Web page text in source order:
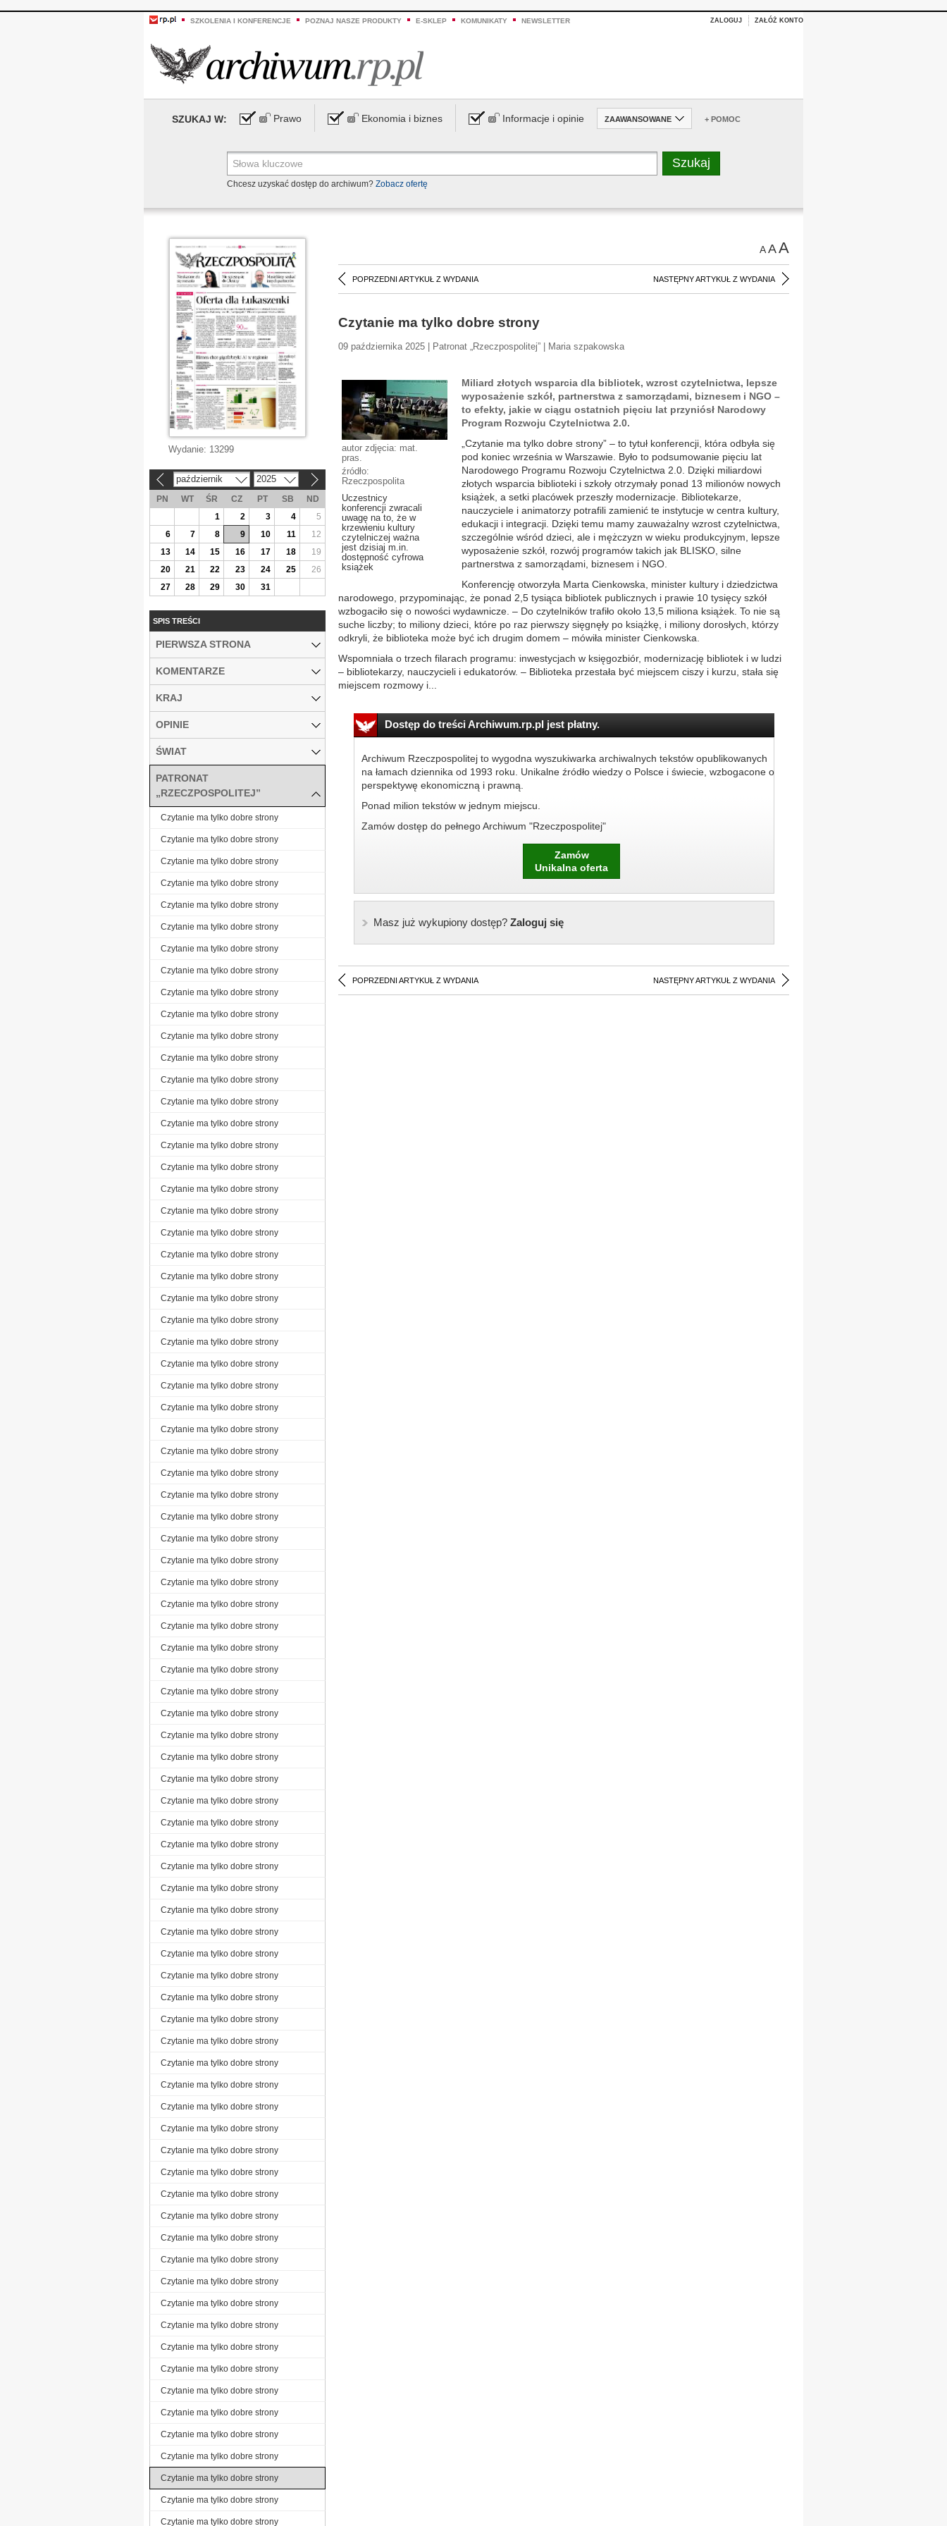
SZKOLENIA I KONFERENCJE POZNAJ NASZE PRODUKTY E-SKLEP KOMUNIKATY NEWSLETTER ZALOGUJ ZAŁÓŻ KONTO
SZUKAJ W: Prawo Ekonomia i biznes Informacje i opinie ZAAWANSOWANE + POMOC
Chcesz uzyskać dostęp do archiwum? Zobacz ofertę
AAA
POPRZEDNI ARTYKUŁ Z WYDANIA NASTĘPNY ARTYKUŁ Z WYDANIA
Czytanie ma tylko dobre strony
09 października 2025 | Patronat „Rzeczpospolitej” | Maria szpakowska
autor zdjęcia: mat.
pras.
źródło:
Rzeczpospolita
Uczestnicy
konferencji zwracali
uwagę na to, że w
krzewieniu kultury
czytelniczej ważna
jest dzisiaj m.in.
dostępność cyfrowa
książek
Miliard złotych wsparcia dla bibliotek, wzrost czytelnictwa, lepsze
wyposażenie szkół, partnerstwa z samorządami, biznesem i NGO –
to efekty, jakie w ciągu ostatnich pięciu lat przyniósł Narodowy
Program Rozwoju Czytelnictwa 2.0.
„Czytanie ma tylko dobre strony” – to tytuł konferencji, która odbyła się
pod koniec września w Warszawie. Było to podsumowanie pięciu lat
Narodowego Programu Rozwoju Czytelnictwa 2.0. Dzięki miliardowi
złotych wsparcia biblioteki i szkoły otrzymały ponad 13 milionów nowych
książek, a setki placówek przeszły modernizacje. Bibliotekarze,
nauczyciele i animatorzy potrafili zamienić te instytucje w centra kultury,
edukacji i integracji. Dzięki temu mamy zauważalny wzrost czytelnictwa,
szczególnie wśród dzieci, ale i mężczyzn w wieku produkcyjnym, lepsze
wyposażenie szkół, rozwój programów takich jak BLISKO, silne
partnerstwa z samorządami, biznesem i NGO.
Konferencję otworzyła Marta Cienkowska, minister kultury i dziedzictwa
narodowego, przypominając, że ponad 2,5 tysiąca bibliotek publicznych i prawie 10 tysięcy szkół
wzbogaciło się o nowości wydawnicze. – Do czytelników trafiło około 13,5 miliona książek. To nie są
suche liczby; to miliony dzieci, które po raz pierwszy sięgnęły po książkę, i miliony dorosłych, którzy
odkryli, że biblioteka może być ich drugim domem – mówiła minister Cienkowska.
Wspomniała o trzech filarach programu: inwestycjach w księgozbiór, modernizację bibliotek i w ludzi
– bibliotekarzy, nauczycieli i edukatorów. – Biblioteka przestała być miejscem ciszy i kurzu, stała się
miejscem rozmowy i...
Dostęp do treści Archiwum.rp.pl jest płatny.
Archiwum Rzeczpospolitej to wygodna wyszukiwarka archiwalnych tekstów opublikowanych
na łamach dziennika od 1993 roku. Unikalne źródło wiedzy o Polsce i świecie, wzbogacone o
perspektywę ekonomiczną i prawną.
Ponad milion tekstów w jednym miejscu.
Zamów dostęp do pełnego Archiwum "Rzeczpospolitej"
Zamów
Unikalna oferta
Masz już wykupiony dostęp?Zaloguj się
POPRZEDNI ARTYKUŁ Z WYDANIA NASTĘPNY ARTYKUŁ Z WYDANIA
Wydanie: 13299
październik 2025
PN WT ŚR CZ PT SB
ND
1
2 3 4
5
6
7 8 9 10 11
12
13
14 15 16 17 18
19
20
21 22 23 24 25
26
27
28 29 30 31
SPIS TREŚCI
PIERWSZA STRONA
KOMENTARZE
KRAJ
OPINIE
ŚWIAT
PATRONAT
„RZECZPOSPOLITEJ”
Czytanie ma tylko dobre strony
Czytanie ma tylko dobre strony
Czytanie ma tylko dobre strony
Czytanie ma tylko dobre strony
Czytanie ma tylko dobre strony
Czytanie ma tylko dobre strony
Czytanie ma tylko dobre strony
Czytanie ma tylko dobre strony
Czytanie ma tylko dobre strony
Czytanie ma tylko dobre strony
Czytanie ma tylko dobre strony
Czytanie ma tylko dobre strony
Czytanie ma tylko dobre strony
Czytanie ma tylko dobre strony
Czytanie ma tylko dobre strony
Czytanie ma tylko dobre strony
Czytanie ma tylko dobre strony
Czytanie ma tylko dobre strony
Czytanie ma tylko dobre strony
Czytanie ma tylko dobre strony
Czytanie ma tylko dobre strony
Czytanie ma tylko dobre strony
Czytanie ma tylko dobre strony
Czytanie ma tylko dobre strony
Czytanie ma tylko dobre strony
Czytanie ma tylko dobre strony
Czytanie ma tylko dobre strony
Czytanie ma tylko dobre strony
Czytanie ma tylko dobre strony
Czytanie ma tylko dobre strony
Czytanie ma tylko dobre strony
Czytanie ma tylko dobre strony
Czytanie ma tylko dobre strony
Czytanie ma tylko dobre strony
Czytanie ma tylko dobre strony
Czytanie ma tylko dobre strony
Czytanie ma tylko dobre strony
Czytanie ma tylko dobre strony
Czytanie ma tylko dobre strony
Czytanie ma tylko dobre strony
Czytanie ma tylko dobre strony
Czytanie ma tylko dobre strony
Czytanie ma tylko dobre strony
Czytanie ma tylko dobre strony
Czytanie ma tylko dobre strony
Czytanie ma tylko dobre strony
Czytanie ma tylko dobre strony
Czytanie ma tylko dobre strony
Czytanie ma tylko dobre strony
Czytanie ma tylko dobre strony
Czytanie ma tylko dobre strony
Czytanie ma tylko dobre strony
Czytanie ma tylko dobre strony
Czytanie ma tylko dobre strony
Czytanie ma tylko dobre strony
Czytanie ma tylko dobre strony
Czytanie ma tylko dobre strony
Czytanie ma tylko dobre strony
Czytanie ma tylko dobre strony
Czytanie ma tylko dobre strony
Czytanie ma tylko dobre strony
Czytanie ma tylko dobre strony
Czytanie ma tylko dobre strony
Czytanie ma tylko dobre strony
Czytanie ma tylko dobre strony
Czytanie ma tylko dobre strony
Czytanie ma tylko dobre strony
Czytanie ma tylko dobre strony
Czytanie ma tylko dobre strony
Czytanie ma tylko dobre strony
Czytanie ma tylko dobre strony
Czytanie ma tylko dobre strony
Czytanie ma tylko dobre strony
Czytanie ma tylko dobre strony
Czytanie ma tylko dobre strony
Czytanie ma tylko dobre strony
Czytanie ma tylko dobre strony
Czytanie ma tylko dobre strony
Czytanie ma tylko dobre strony